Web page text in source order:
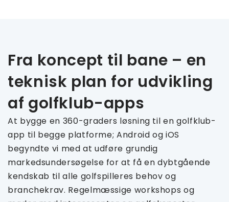
Fra koncept til bane – en
teknisk plan for udvikling
af golfklub-apps
At bygge en 360-graders løsning til en golfklub-
app til begge platforme; Android og iOS
begyndte vi med at udføre grundig
markedsundersøgelse for at få en dybtgående
kendskab til alle golfspilleres behov og
branchekrav. Regelmæssige workshops og